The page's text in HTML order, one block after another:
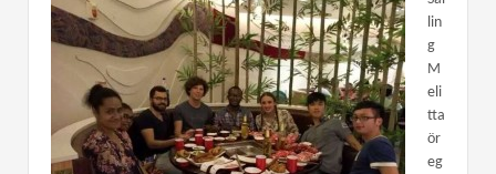
lin
g
M
eli
tta
ör
eg